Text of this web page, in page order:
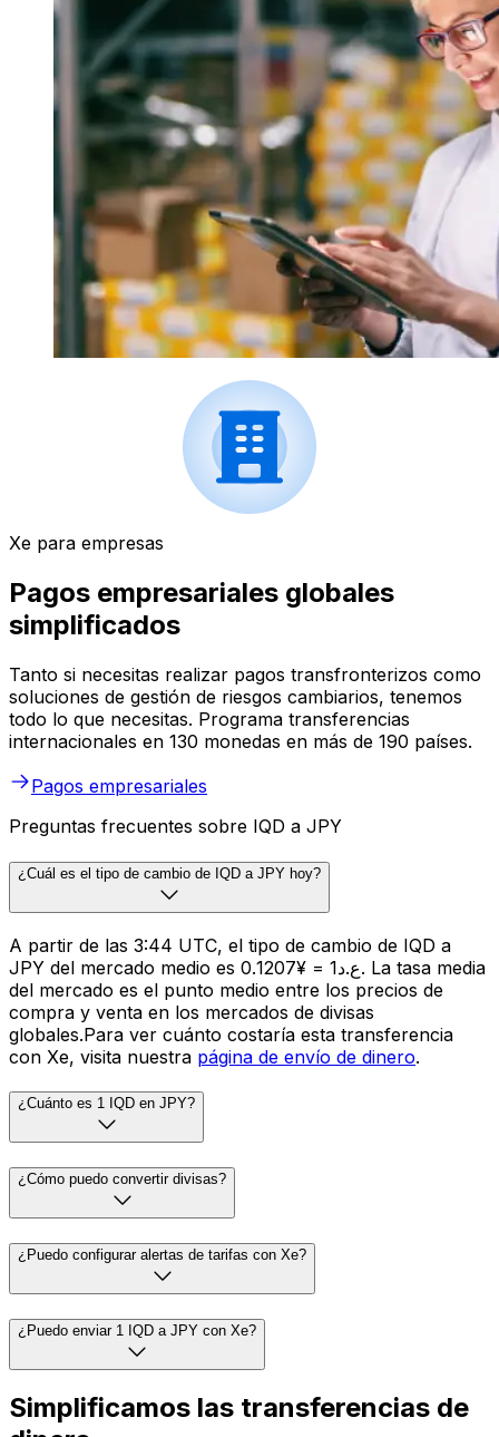
Xe para empresas
Pagos empresariales globales
simplificados
Tanto si necesitas realizar pagos transfronterizos como
soluciones de gestión de riesgos cambiarios, tenemos
todo lo que necesitas. Programa transferencias
internacionales en 130 monedas en más de 190 países.
Pagos empresariales
Preguntas frecuentes sobre IQD a JPY
¿Cuál es el tipo de cambio de IQD a JPY hoy?
A partir de las 3:44 UTC, el tipo de cambio de IQD a
JPY del mercado medio es ع.د1 = ¥0.1207. La tasa media
del mercado es el punto medio entre los precios de
compra y venta en los mercados de divisas
globales.Para ver cuánto costaría esta transferencia
con Xe, visita nuestra página de envío de dinero.
¿Cuánto es 1 IQD en JPY?
¿Cómo puedo convertir divisas?
¿Puedo configurar alertas de tarifas con Xe?
¿Puedo enviar 1 IQD a JPY con Xe?
Simplificamos las transferencias de